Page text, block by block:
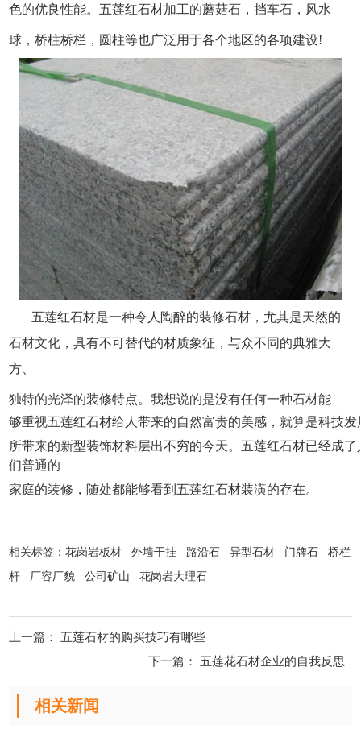
色的优良性能。五莲红石材加工的蘑菇石，挡车石，风水
球，桥柱桥栏，圆柱等也广泛用于各个地区的各项建设!
五莲红石材是一种令人陶醉的装修石材，尤其是天然的
石材文化，具有不可替代的材质象征，与众不同的典雅大
方、
独特的光泽的装修特点。我想说的是没有任何一种石材能
够重视五莲红石材给人带来的自然富贵的美感，就算是科技发
所带来的新型装饰材料层出不穷的今天。五莲红石材已经成
们普通的
家庭的装修，随处都能够看到五莲红石材装潢的存在。
相关标签： 花岗岩板材 外墙干挂 路沿石 异型石材 门牌石
桥栏
杆
厂容厂貌 公司矿山 花岗岩大理石
上一篇： 五莲石材的购买技巧有哪些
下一篇： 五莲花石材企业的自我反思
相关新闻